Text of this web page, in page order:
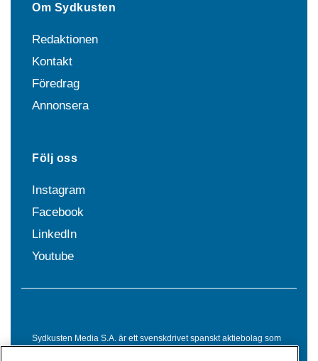
Om Sydkusten
Redaktionen
Kontakt
Föredrag
Annonsera
Följ oss
Instagram
Facebook
LinkedIn
Youtube
Sydkusten Media S.A. är ett svenskdrivet spanskt aktiebolag som